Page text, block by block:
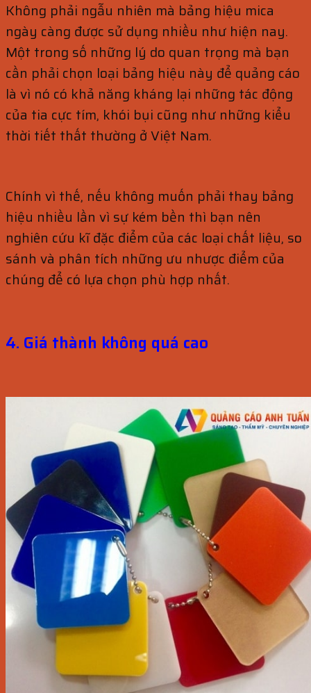
Không phải ngẫu nhiên mà bảng hiệu mica
ngày càng được sử dụng nhiều như hiện nay.
Một trong số những lý do quan trọng mà bạn
cần phải chọn loại bảng hiệu này để quảng cáo
là vì nó có khả năng kháng lại những tác động
của tia cực tím, khói bụi cũng như những kiểu
thời tiết thất thường ở Việt Nam.
Chính vì thế, nếu không muốn phải thay bảng
hiệu nhiều lần vì sự kém bền thì bạn nên
nghiên cứu kĩ đặc điểm của các loại chất liệu, so
sánh và phân tích những ưu nhược điểm của
chúng để có lựa chọn phù hợp nhất.
4. Giá thành không quá cao